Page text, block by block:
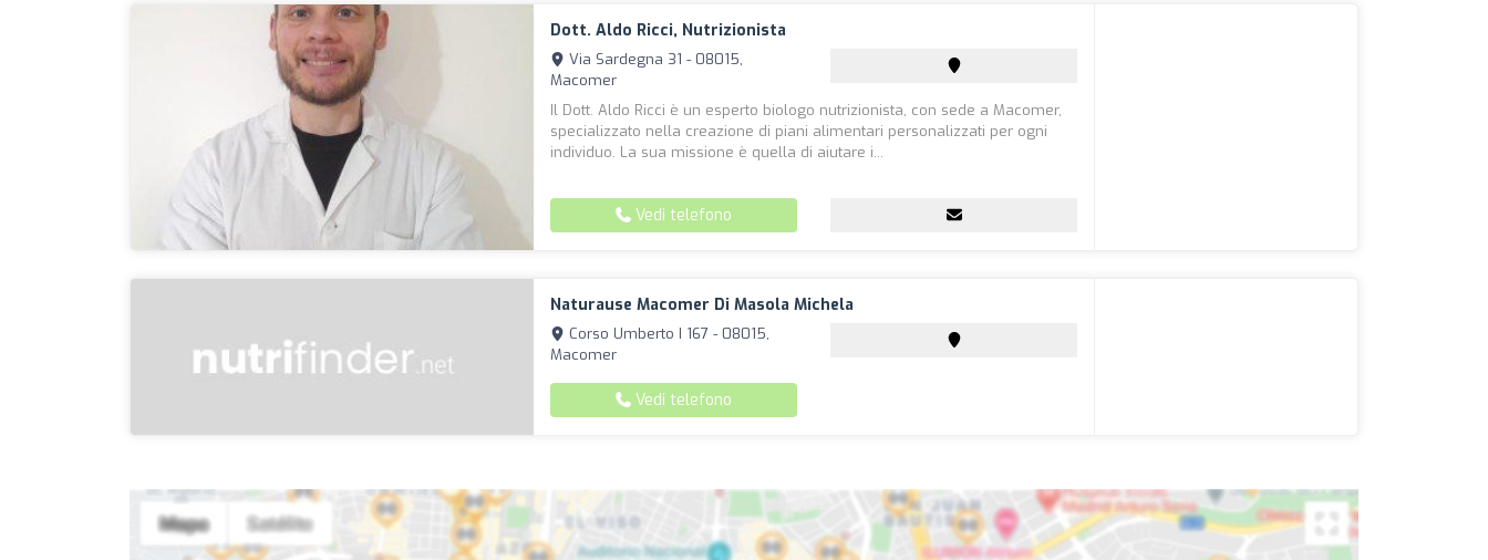
Dott. Aldo Ricci, Nutrizionista
Via Sardegna 31 - 08015,
Macomer
Il Dott. Aldo Ricci è un esperto biologo nutrizionista, con sede a Macomer,
specializzato nella creazione di piani alimentari personalizzati per ogni
individuo. La sua missione è quella di aiutare i...
Vedi telefono
Naturause Macomer Di Masola Michela
Corso Umberto I 167 - 08015,
Macomer
Vedi telefono